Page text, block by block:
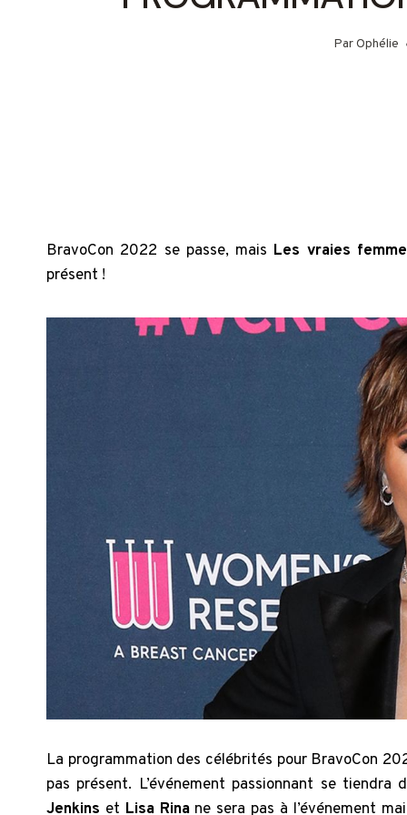
Par Ophélie
BravoCon 2022 se passe, mais Les vraies
présent !
La programmation des célébrités pour BravoCon
pas présent. L’événement passionnant se
Jenkins et Lisa Rina ne sera pas à l’événement